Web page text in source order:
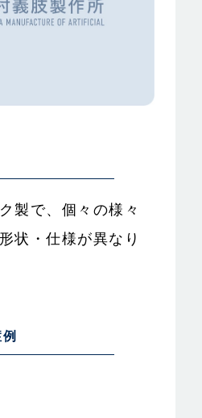
製で、個々の様々
状・仕様が異なり